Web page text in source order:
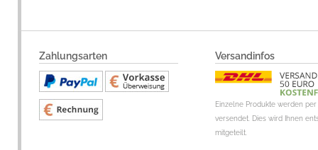
Zahlungsarten Versandinfos
Einzelne Produkte werden per
versendet. Dies wird Ihnen
mitgeteilt.